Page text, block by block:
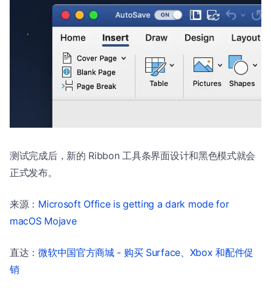
测试完成后，新的 Ribbon 工具条界面设计和黑色模式就会
正式发布。
来源： Microsoft Office is getting a dark mode for
macOS Mojave
直达：微软中国官方商城 - 购买 Surface、Xbox 和配件促
销